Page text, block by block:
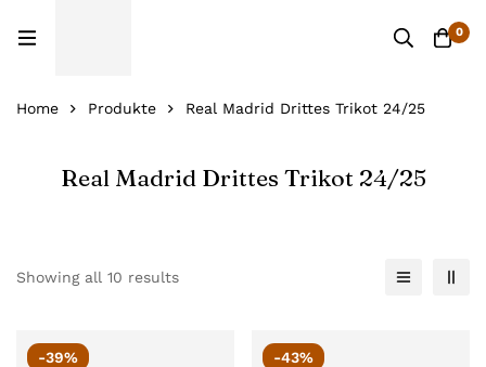
0
Home Produkte Real Madrid Drittes Trikot 24/25
Real Madrid Drittes Trikot 24/25
Showing all 10 results
-39% -43%